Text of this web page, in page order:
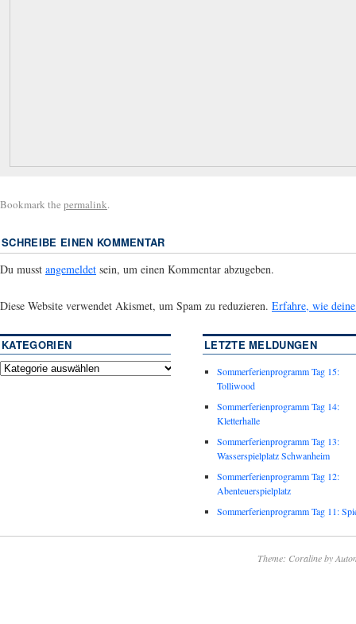
Bookmark the permalink.
SCHREIBE EINEN KOMMENTAR
Du musst angemeldet sein, um einen Kommentar abzugeben.
Diese Website verwendet Akismet, um Spam zu reduzieren. Erfahre, wie
KATEGORIEN LETZTE MELDUNGEN
Sommerferienprogramm Tag 15:
Tolliwood
Sommerferienprogramm Tag 14:
Kletterhalle
Sommerferienprogramm Tag 13:
Wasserspielplatz Schwanheim
Sommerferienprogramm Tag 12:
Abenteuerspielplatz
Sommerferienprogramm Tag 11:
Theme: Coraline by